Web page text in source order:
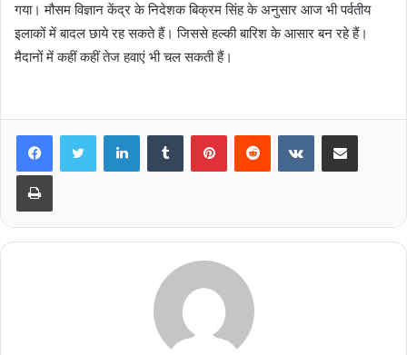
गया। मौसम विज्ञान केंद्र के निदेशक बिक्रम सिंह के अनुसार आज भी पर्वतीय
इलाकों में बादल छाये रह सकते हैं। जिससे हल्की बारिश के आसार बन रहे हैं।
मैदानों में कहीं कहीं तेज हवाएं भी चल सकती हैं।
LinkedInTumblr PinterestReddit VKontakteShare via Email
Print